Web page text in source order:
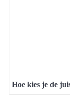
Hoe kies je de